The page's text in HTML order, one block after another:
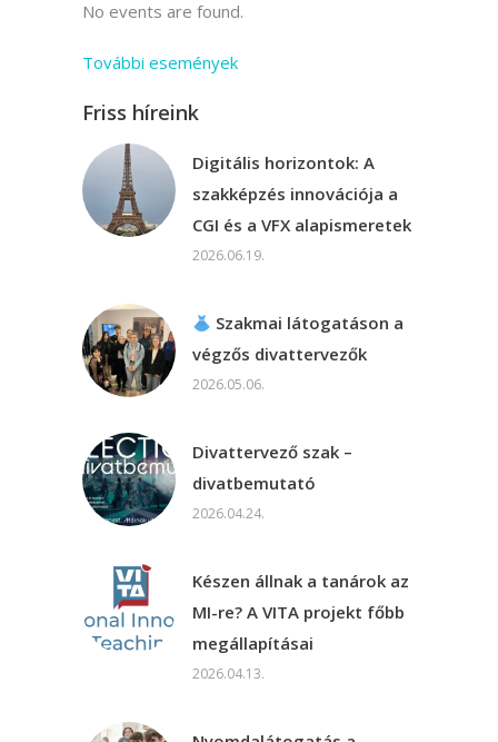
No events are found.
További események
Friss híreink
Digitális horizontok: A
szakképzés innovációja a
CGI és a VFX alapismeretek
2026.06.19.
Szakmai látogatáson a
végzős divattervezők
2026.05.06.
Divattervező szak –
divatbemutató
2026.04.24.
Készen állnak a tanárok az
MI-re? A VITA projekt főbb
megállapításai
2026.04.13.